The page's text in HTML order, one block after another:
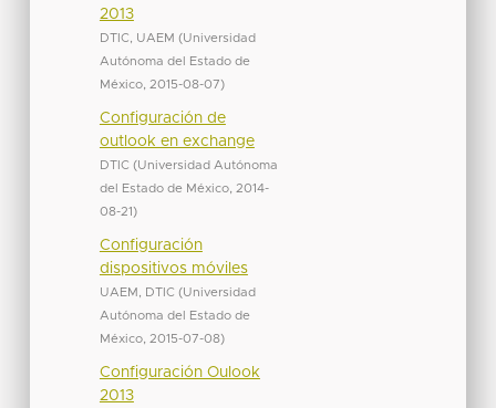
2013
DTIC, UAEM (Universidad
Autónoma del Estado de
México, 2015-08-07)
Configuración de
outlook en exchange
DTIC (Universidad Autónoma
del Estado de México, 2014-
08-21)
Configuración
dispositivos móviles
UAEM, DTIC (Universidad
Autónoma del Estado de
México, 2015-07-08)
Configuración Oulook
2013